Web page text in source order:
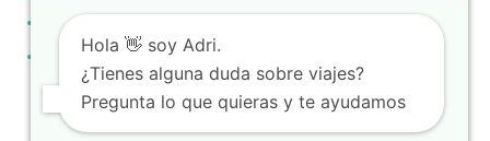
Ruta por el
Ruta porDumbo y Brooklyn Heights
TopActividades NY
Hola 👋 soy Adri.
¿Tienes alguna duda sobre viajes?
Pregunta lo que quieras y te ayudamos